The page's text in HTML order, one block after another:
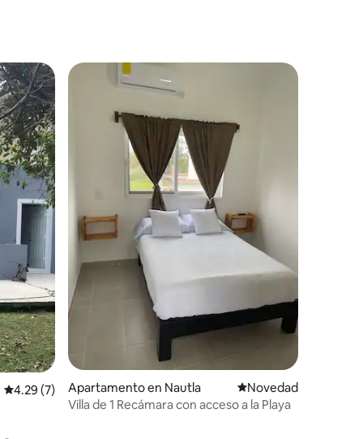
Calificación promedio: 4.29 de 5, 7 reseñas
4.29 (7)
Apartamento en Nautla Lugar para
Novedad
Villa de 1 Recámara con acceso a la Playa